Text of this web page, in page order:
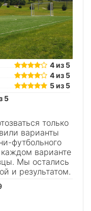
4 из 5
4 из 5
5 из 5
5
только
варианты
футбольного
варианте
Мы остались
и результатом.